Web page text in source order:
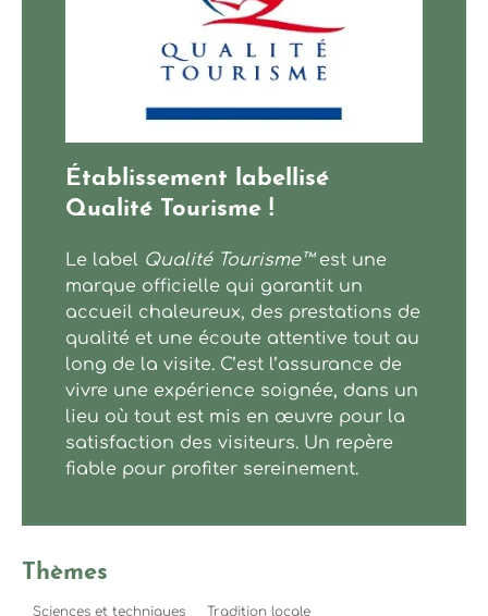
Établissement labellisé
Qualité Tourisme !
Le label Qualité Tourisme™est une
marque officielle qui garantit un
accueil chaleureux, des prestations de
qualité et une écoute attentive tout au
long de la visite. C’est l’assurance de
vivre une expérience soignée, dans un
lieu où tout est mis en œuvre pour la
satisfaction des visiteurs. Un repère
fiable pour profiter sereinement.
Thèmes
Sciences et techniques
Tradition locale